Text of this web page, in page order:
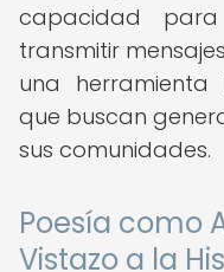
capacidad
transmitir
una
que buscan
sus comunidades.
Poesía como
Vistazo a la